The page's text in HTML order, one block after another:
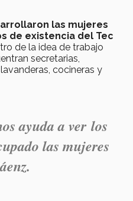
las mujeres
de existencia del Tec
de la idea de trabajo
secretarias,
cocineras y
ayuda a ver los
las mujeres